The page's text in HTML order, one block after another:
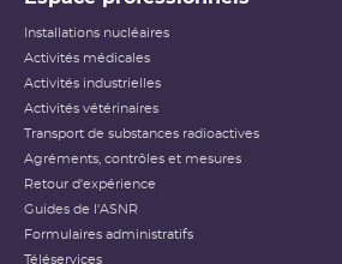
Installations nucléaires
Activités médicales
Activités industrielles
Activités vétérinaires
Transport de substances radioactives
Agréments, contrôles et mesures
Retour d'expérience
Guides de l'ASNR
Formulaires administratifs
Téléservices